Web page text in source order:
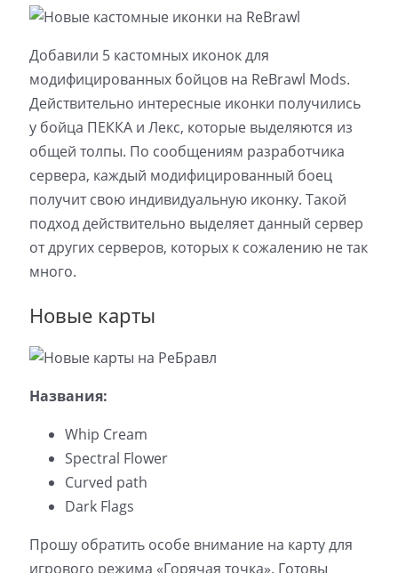
Добавили 5 кастомных иконок для
модифицированных бойцов на ReBrawl Mods.
Действительно интересные иконки получились
у бойца ПЕККА и Лекс, которые выделяются из
общей толпы. По сообщениям разработчика
сервера, каждый модифицированный боец
получит свою индивидуальную иконку. Такой
подход действительно выделяет данный сервер
от других серверов, которых к сожалению не так
много.
Новые карты
Названия:
Whip Cream
Spectral Flower
Curved path
Dark Flags
Прошу обратить особе внимание на карту для
игрового режима «Горячая точка». Готовы